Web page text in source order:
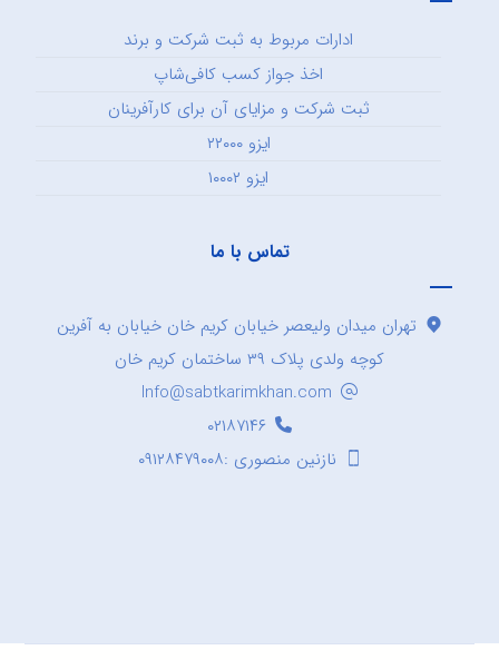
ادارات مربوط به ثبت شرکت و برند
اخذ جواز کسب کافی‌شاپ
ثبت شرکت و مزایای آن برای کارآفرینان
ایزو ۲۲۰۰۰
ایزو ۱۰۰۰۲
تماس با ما
تهران میدان ولیعصر خیابان کریم خان خیابان به آفرین
کوچه ولدی پلاک ۳۹ ساختمان کریم خان
Info@sabtkarimkhan.com
۰۲۱۸۷۱۴۶
نازنین منصوری :۰۹۱۲۸۴۷۹۰۰۸